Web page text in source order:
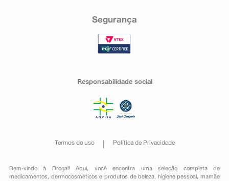
Segurança
Responsabilidade social
Termos de uso Política de Privacidade
Bem-vindo à Drogal! Aqui, você encontra uma seleção completa de
medicamentos , dermocosméticos e produtos de beleza, higiene pessoal ,mamãe